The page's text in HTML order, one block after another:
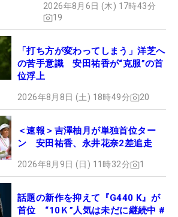
2026年8月6日 (木) 17時43分
19
「打ち方が変わってしまう」洋芝へ
の苦手意識 安田祐香が“克服”の首
位浮上
2026年8月8日 (土) 18時49分 20
＜速報＞吉澤柚月が単独首位ター
ン 安田祐香、永井花奈2差追走
2026年8月9日 (日) 11時32分 1
話題の新作を抑えて『G440 K』が
首位 “10Ｋ”人気は未だに継続中 #